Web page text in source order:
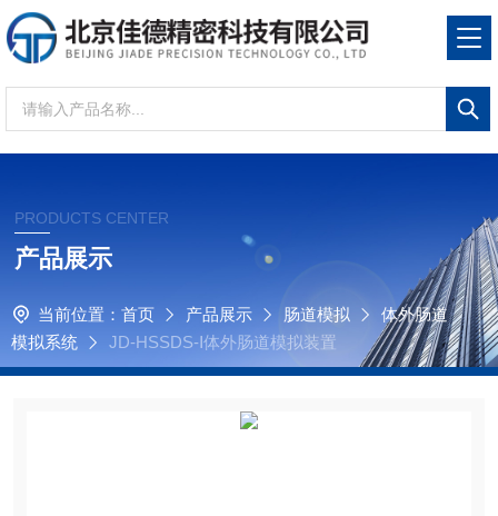
PRODUCTS CENTER
产品展示
当前位置： 首页 产品展示 肠道模拟
体外肠道
模拟系统
JD-HSSDS-Ⅰ体外肠道模拟装置